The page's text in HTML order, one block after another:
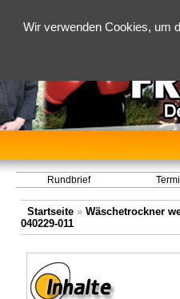
Wir verwenden Cookies, um
Rundbrief
Startseite» Wäschetrockner
040229-011